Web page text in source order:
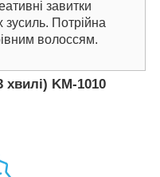
завитки
зусиль. Потрійна
волоссям.
KM-1010